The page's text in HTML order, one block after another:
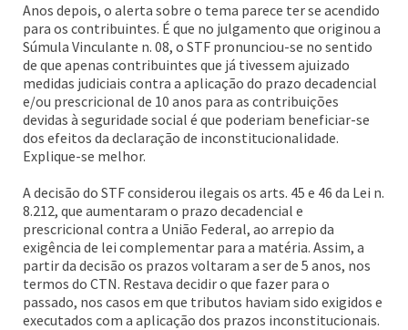
Anos depois, o alerta sobre o tema parece ter se acendido
para os contribuintes. É que no julgamento que originou a
Súmula Vinculante n. 08, o STF pronunciou-se no sentido
de que apenas contribuintes que já tivessem ajuizado
medidas judiciais contra a aplicação do prazo decadencial
e/ou prescricional de 10 anos para as contribuições
devidas à seguridade social é que poderiam beneficiar-se
dos efeitos da declaração de inconstitucionalidade.
Explique-se melhor.
A decisão do STF considerou ilegais os arts. 45 e 46 da Lei n.
8.212, que aumentaram o prazo decadencial e
prescricional contra a União Federal, ao arrepio da
exigência de lei complementar para a matéria. Assim, a
partir da decisão os prazos voltaram a ser de 5 anos, nos
termos do CTN. Restava decidir o que fazer para o
passado, nos casos em que tributos haviam sido exigidos e
executados com a aplicação dos prazos inconstitucionais.